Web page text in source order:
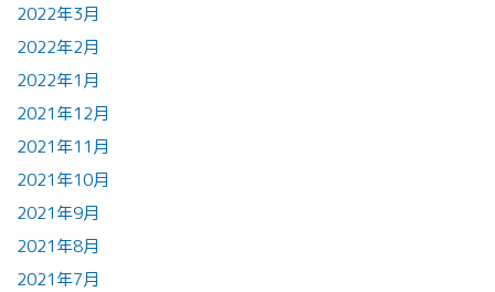
2022年3月
2022年2月
2022年1月
2021年12月
2021年11月
2021年10月
2021年9月
2021年8月
2021年7月